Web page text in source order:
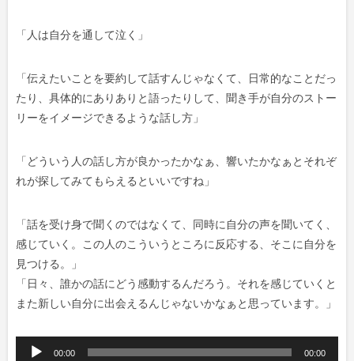
「人は自分を通して泣く」
「伝えたいことを要約して話すんじゃなくて、日常的なことだっ
たり、具体的にありありと語ったりして、聞き手が自分のストー
リーをイメージできるような話し方」
「どういう人の話し方が良かったかなぁ、響いたかなぁとそれぞ
れが探してみてもらえるといいですね」
「話を受け身で聞くのではなくて、同時に自分の声を聞いてく、
感じていく。この人のこういうところに反応する、そこに自分を
見つける。」
「日々、誰かの話にどう感動するんだろう。それを感じていくと
また新しい自分に出会えるんじゃないかなぁと思っています。」
00:00 00:00